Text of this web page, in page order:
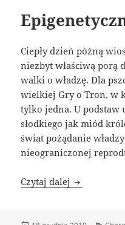
Ciepły dzień późną
niezbyt właściwą porą
walki o władzę. Dla
wielkiej Gry o Tron, w
tylko jedna. U podstaw
słodkiego jak miód
świat pożądanie
nieograniczonej
Czytaj dalej